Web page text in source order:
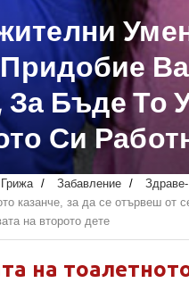
Бъде То
Си
Грижа / Забавление /
казанче, за да се отървеш от
на второто дете
на